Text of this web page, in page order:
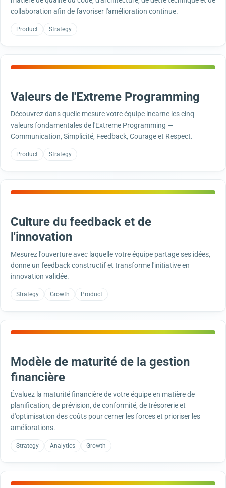
collaboration afin de favoriser l'amélioration continue.
Product Strategy
Valeurs de l'Extreme Programming
Découvrez dans quelle mesure votre équipe incarne les cinq
valeurs fondamentales de l'Extreme Programming —
Communication, Simplicité, Feedback, Courage et Respect.
Product Strategy
Culture du feedback et de
l'innovation
Mesurez l'ouverture avec laquelle votre équipe partage ses idées,
donne un feedback constructif et transforme l'initiative en
innovation validée.
Strategy Growth Product
Modèle de maturité de la gestion
financière
Évaluez la maturité financière de votre équipe en matière de
planification, de prévision, de conformité, de trésorerie et
d'optimisation des coûts pour cerner les forces et prioriser les
améliorations.
Strategy Analytics Growth